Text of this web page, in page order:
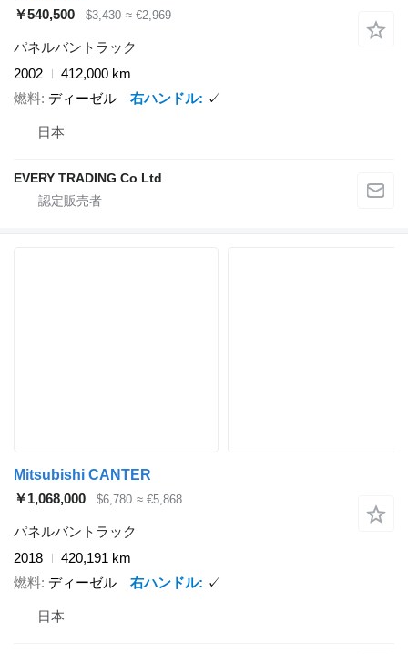
￥540,500
$3,430 ≈ €2,969
パネルバントラック
2002
412,000 km
燃料 ディーゼル 右ハンドル ✓
日本
EVERY TRADING Co Ltd
Mitsubishi CANTER
￥1,068,000
$6,780 ≈ €5,868
パネルバントラック
2018
420,191 km
燃料 ディーゼル 右ハンドル ✓
日本